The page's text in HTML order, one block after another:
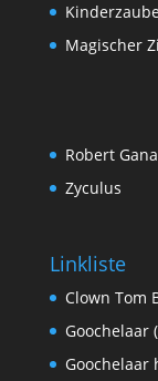
Magischer
Robert
Zyculus
Linkliste
Clown Tom
Goochelaar
Goochelaar